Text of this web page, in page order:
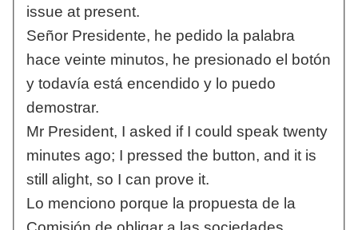
issue at present.
Señor Presidente, he pedido la palabra
hace veinte minutos, he presionado el botón
y todavía está encendido y lo puedo
demostrar.
Mr President, I asked if I could speak twenty
minutes ago; I pressed the button, and it is
still alight, so I can prove it.
Lo menciono porque la propuesta de la